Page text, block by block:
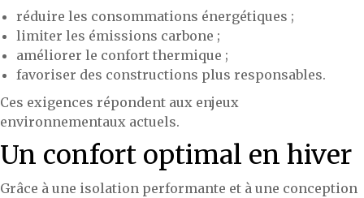
réduire les consommations énergétiques ;
limiter les émissions carbone ;
améliorer le confort thermique ;
favoriser des constructions plus responsables.
Ces exigences répondent aux enjeux
environnementaux actuels.
Un confort optimal en hiver
Grâce à une isolation performante et à une conception